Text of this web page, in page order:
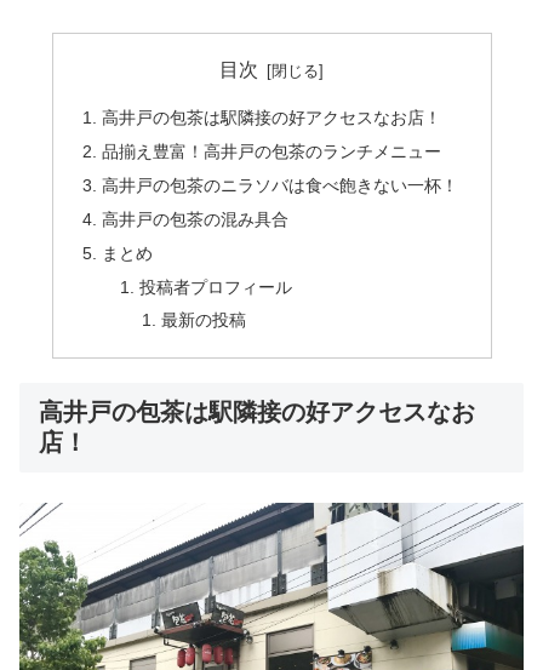
目次
高井戸の包茶は駅隣接の好アクセスなお店！
品揃え豊富！高井戸の包茶のランチメニュー
高井戸の包茶のニラソバは食べ飽きない一杯！
高井戸の包茶の混み具合
まとめ
投稿者プロフィール
最新の投稿
高井戸の包茶は駅隣接の好アクセスなお
店！